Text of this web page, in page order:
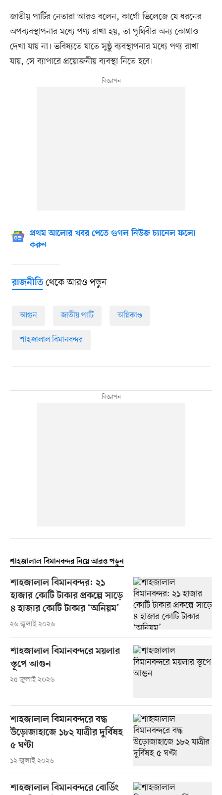
জাতীয় পার্টির নেতারা আরও বলেন, কার্গো ভিলেজে যে ধরনের
অপব্যবস্থাপনার মধ্যে পণ্য রাখা হয়, তা পৃথিবীর অন্য কোথাও
দেখা যায় না। ভবিষ্যতে যাতে সুষ্ঠু ব্যবস্থাপনার মধ্যে পণ্য রাখা
যায়, সে ব্যাপারে প্রয়োজনীয় ব্যবস্থা নিতে হবে।
প্রথম আলোর খবর পেতে গুগল নিউজ চ্যানেল ফলো
করুন
রাজনীতিথেকে আরও পড়ুন
আগুন জাতীয় পার্টি অগ্নিকাণ্ড
শাহজালাল বিমানবন্দর
শাহজালাল বিমানবন্দর নিয়ে আরও পড়ুন
শাহজালাল বিমানবন্দর: ২১
হাজার কোটি টাকার প্রকল্পে সাড়ে
৪ হাজার কোটি টাকার ‘অনিয়ম’
২৬ জুলাই ২০২৬
শাহজালাল বিমানবন্দরে ময়লার
স্তূপে আগুন
২৫ জুলাই ২০২৬
শাহজালাল বিমানবন্দরে বদ্ধ
উড়োজাহাজে ১৮২ যাত্রীর দুর্বিষহ
৫ ঘণ্টা
১২ জুলাই ২০২৬
শাহজালাল বিমানবন্দরে বোর্ডিং